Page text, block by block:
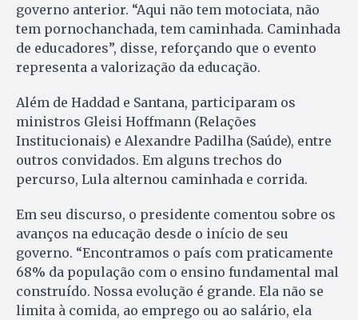
governo anterior. “Aqui não tem motociata, não
tem pornochanchada, tem caminhada. Caminhada
de educadores”, disse, reforçando que o evento
representa a valorização da educação.
Além de Haddad e Santana, participaram os
ministros Gleisi Hoffmann (Relações
Institucionais) e Alexandre Padilha (Saúde), entre
outros convidados. Em alguns trechos do
percurso, Lula alternou caminhada e corrida.
Em seu discurso, o presidente comentou sobre os
avanços na educação desde o início de seu
governo. “Encontramos o país com praticamente
68% da população com o ensino fundamental mal
construído. Nossa evolução é grande. Ela não se
limita à comida, ao emprego ou ao salário, ela